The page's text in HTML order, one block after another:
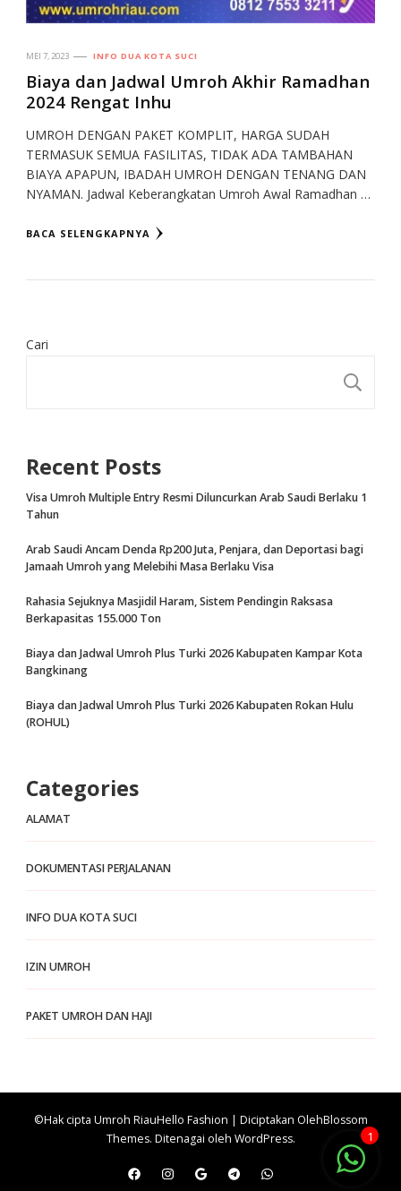
MEI 7, 2023 INFO DUA KOTA SUCI
Biaya dan Jadwal Umroh Akhir Ramadhan
2024 Rengat Inhu
UMROH DENGAN PAKET KOMPLIT, HARGA SUDAH
TERMASUK SEMUA FASILITAS, TIDAK ADA TAMBAHAN
BIAYA APAPUN, IBADAH UMROH DENGAN TENANG DAN
NYAMAN. Jadwal Keberangkatan Umroh Awal Ramadhan …
BACA SELENGKAPNYA
Cari
Recent Posts
Visa Umroh Multiple Entry Resmi Diluncurkan Arab Saudi Berlaku 1
Tahun
Arab Saudi Ancam Denda Rp200 Juta, Penjara, dan Deportasi bagi
Jamaah Umroh yang Melebihi Masa Berlaku Visa
Rahasia Sejuknya Masjidil Haram, Sistem Pendingin Raksasa
Berkapasitas 155.000 Ton
Biaya dan Jadwal Umroh Plus Turki 2026 Kabupaten Kampar Kota
Bangkinang
Biaya dan Jadwal Umroh Plus Turki 2026 Kabupaten Rokan Hulu
(ROHUL)
Categories
ALAMAT
DOKUMENTASI PERJALANAN
INFO DUA KOTA SUCI
IZIN UMROH
PAKET UMROH DAN HAJI
©Hak cipta Umroh RiauHello Fashion | Diciptakan OlehBlossom
Themes. Ditenagai oleh WordPress. 1